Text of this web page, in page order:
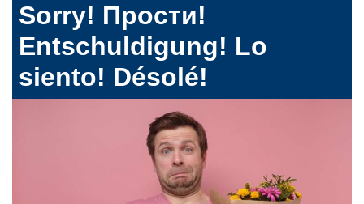
Sorry! Прости!
Entschuldigung! Lo
siento! Désolé!